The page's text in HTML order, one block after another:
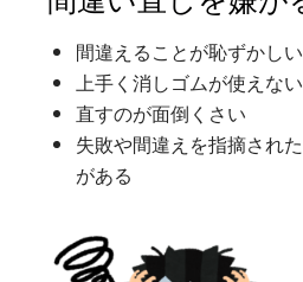
間違えることが恥ずかし
上手く消しゴムが使えない
直すのが面倒くさい
失敗や間違えを指摘され
がある